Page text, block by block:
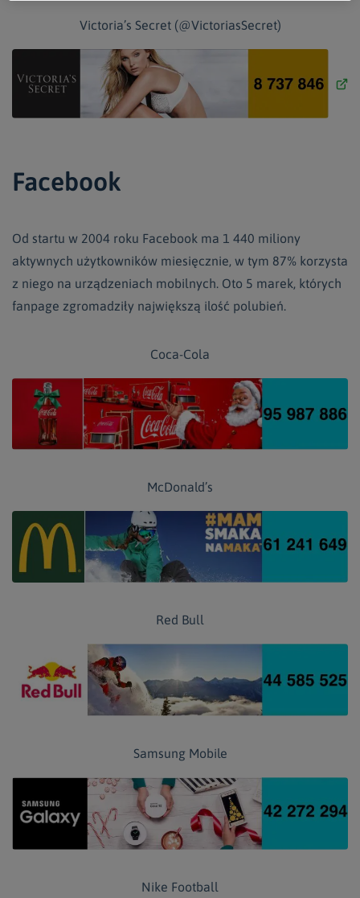
Victoria’s Secret (@VictoriasSecret)
Facebook
Od startu w 2004 roku Facebook ma 1 440 miliony
aktywnych użytkowników miesięcznie, w tym 87% korzysta
z niego na urządzeniach mobilnych. Oto 5 marek, których
fanpage zgromadziły największą ilość polubień.
Coca-Cola
McDonald’s
Red Bull
Samsung Mobile
Nike Football